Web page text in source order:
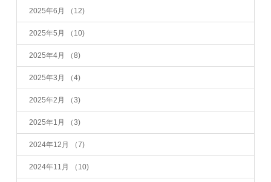
2025年6月 （12)
2025年5月 （10)
2025年4月 （8)
2025年3月 （4)
2025年2月 （3)
2025年1月 （3)
2024年12月 （7)
2024年11月 （10)